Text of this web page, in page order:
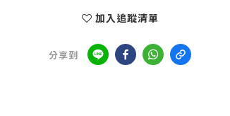
加入追蹤清單
分享到